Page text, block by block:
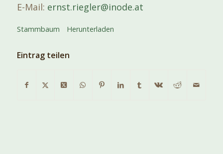
E-Mail: ernst.riegler@inode.at
Stammbaum Herunterladen
Eintrag teilen